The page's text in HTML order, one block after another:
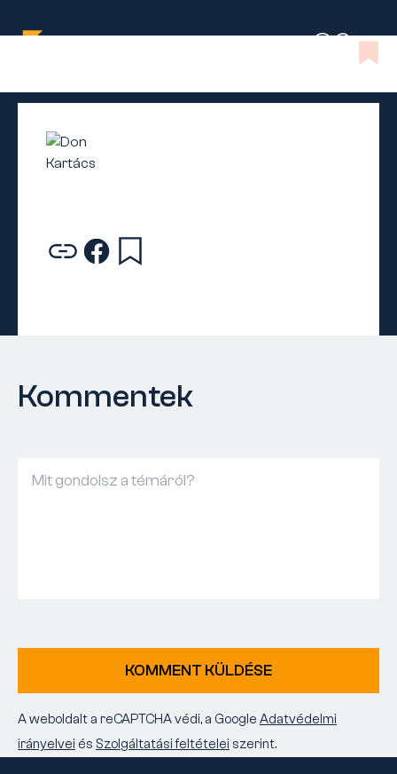
Kommentek
KOMMENT KÜLDÉSE
A weboldalt a reCAPTCHA védi, a Google Adatvédelmi
irányelvei és Szolgáltatási feltételei szerint.